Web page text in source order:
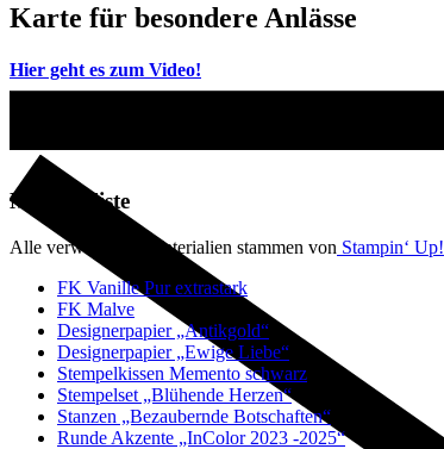
Karte für besondere Anlässe
Hier geht es zum Video!
Materialliste
Alle verwendeten Materialien stammen von Stampin‘ Up!
FK Vanille Pur extrastark
FK Malve
Designerpapier „Antikgold“
Designerpapier „Ewige Liebe“
Stempelkissen Memento schwarz
Stempelset „Blühende Herzen“
Stanzen „Bezaubernde Botschaften“
Runde Akzente „InColor 2023 -2025“